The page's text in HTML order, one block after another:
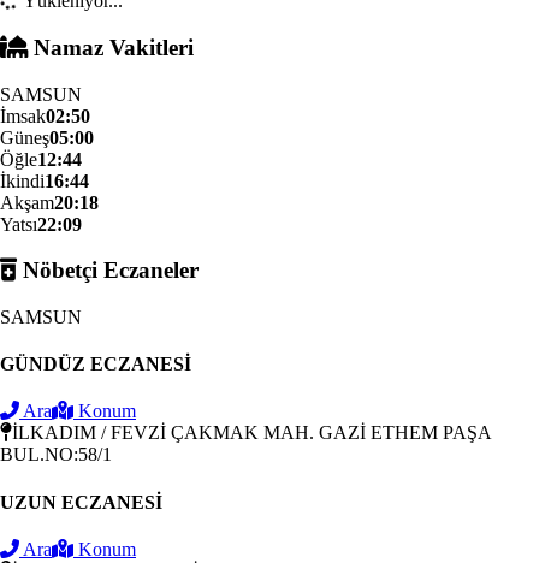
Namaz Vakitleri
SAMSUN
İmsak02:50
Güneş05:00
Öğle12:44
İkindi16:44
Akşam20:18
Yatsı22:09
Nöbetçi Eczaneler
SAMSUN
GÜNDÜZ ECZANESİ
Ara
Konum
İLKADIM / FEVZİ ÇAKMAK MAH. GAZİ ETHEM PAŞA
BUL.NO:58/1
UZUN ECZANESİ
Ara
Konum